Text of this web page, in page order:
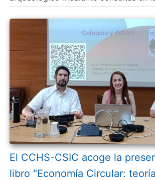
El CCHS-CSIC acoge la
libro "Economía Circular: